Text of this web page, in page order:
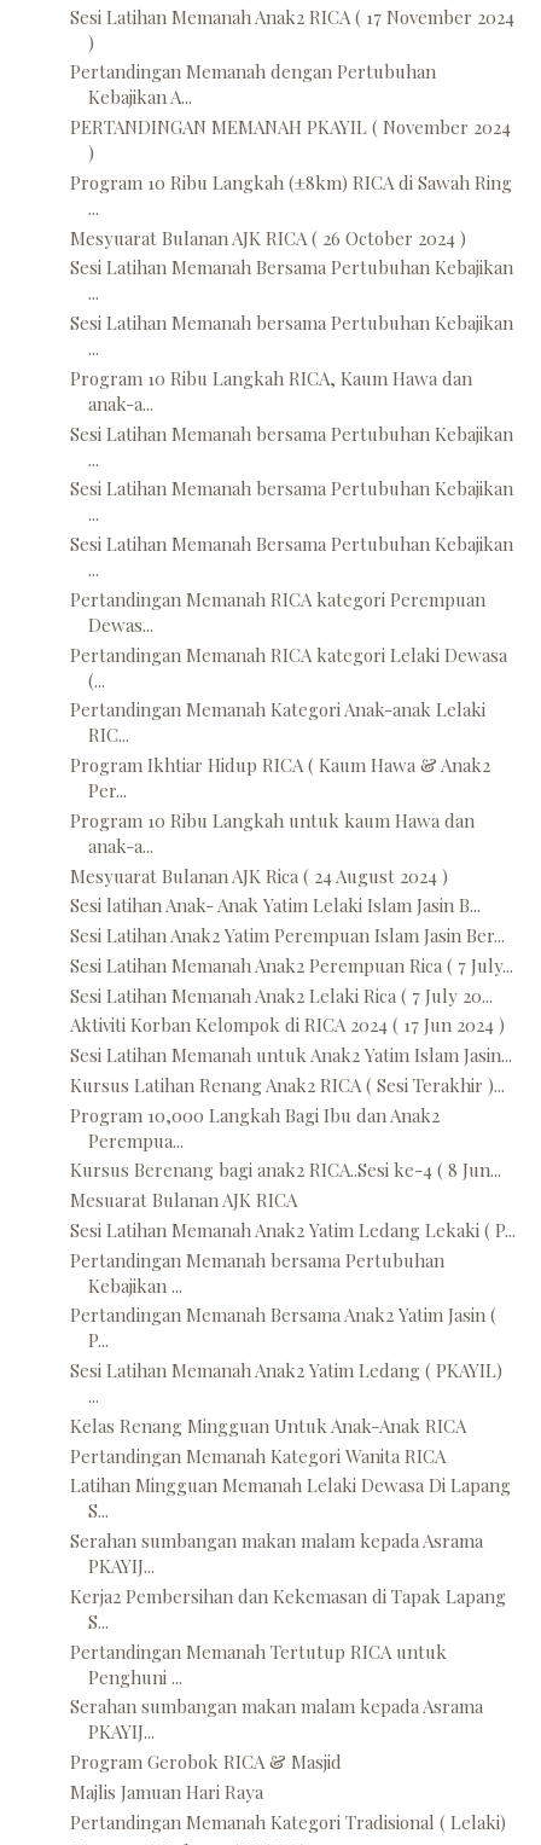
Sesi Latihan Memanah Anak2 RICA ( 17 November 2024
)
Pertandingan Memanah dengan Pertubuhan
Kebajikan A...
PERTANDINGAN MEMANAH PKAYIL ( November 2024
)
Program 10 Ribu Langkah (±8km) RICA di Sawah Ring
...
Mesyuarat Bulanan AJK RICA ( 26 October 2024 )
Sesi Latihan Memanah Bersama Pertubuhan Kebajikan
...
Sesi Latihan Memanah bersama Pertubuhan Kebajikan
...
Program 10 Ribu Langkah RICA, Kaum Hawa dan
anak-a...
Sesi Latihan Memanah bersama Pertubuhan Kebajikan
...
Sesi Latihan Memanah bersama Pertubuhan Kebajikan
...
Sesi Latihan Memanah Bersama Pertubuhan Kebajikan
...
Pertandingan Memanah RICA kategori Perempuan
Dewas...
Pertandingan Memanah RICA kategori Lelaki Dewasa
(...
Pertandingan Memanah Kategori Anak-anak Lelaki
RIC...
Program Ikhtiar Hidup RICA ( Kaum Hawa & Anak2
Per...
Program 10 Ribu Langkah untuk kaum Hawa dan
anak-a...
Mesyuarat Bulanan AJK Rica ( 24 August 2024 )
Sesi latihan Anak- Anak Yatim Lelaki Islam Jasin B...
Sesi Latihan Anak2 Yatim Perempuan Islam Jasin Ber...
Sesi Latihan Memanah Anak2 Perempuan Rica ( 7 July...
Sesi Latihan Memanah Anak2 Lelaki Rica ( 7 July 20...
Aktiviti Korban Kelompok di RICA 2024 ( 17 Jun 2024 )
Sesi Latihan Memanah untuk Anak2 Yatim Islam Jasin...
Kursus Latihan Renang Anak2 RICA ( Sesi Terakhir )...
Program 10,000 Langkah Bagi Ibu dan Anak2
Perempua...
Kursus Berenang bagi anak2 RICA..Sesi ke-4 ( 8 Jun...
Mesuarat Bulanan AJK RICA
Sesi Latihan Memanah Anak2 Yatim Ledang Lekaki ( P...
Pertandingan Memanah bersama Pertubuhan
Kebajikan ...
Pertandingan Memanah Bersama Anak2 Yatim Jasin (
P...
Sesi Latihan Memanah Anak2 Yatim Ledang ( PKAYIL)
...
Kelas Renang Mingguan Untuk Anak-Anak RICA
Pertandingan Memanah Kategori Wanita RICA
Latihan Mingguan Memanah Lelaki Dewasa Di Lapang
S...
Serahan sumbangan makan malam kepada Asrama
PKAYIJ...
Kerja2 Pembersihan dan Kekemasan di Tapak Lapang
S...
Pertandingan Memanah Tertutup RICA untuk
Penghuni ...
Serahan sumbangan makan malam kepada Asrama
PKAYIJ...
Program Gerobok RICA & Masjid
Majlis Jamuan Hari Raya
Pertandingan Memanah Kategori Tradisional ( Lelaki)